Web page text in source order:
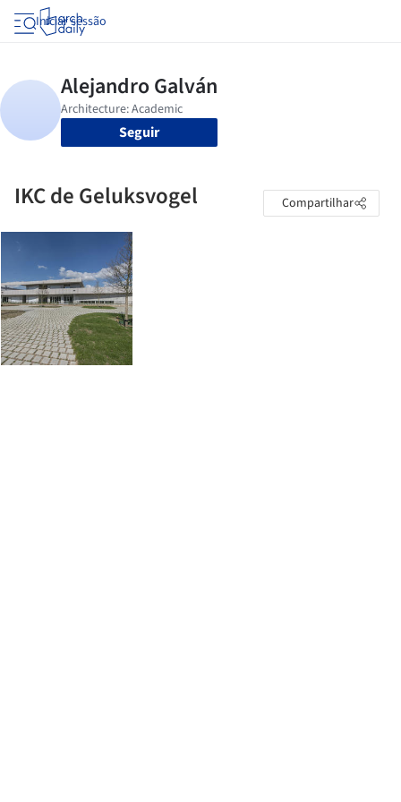
Iniciar sessão
Seguir
IKC de Geluksvogel Compartilhar